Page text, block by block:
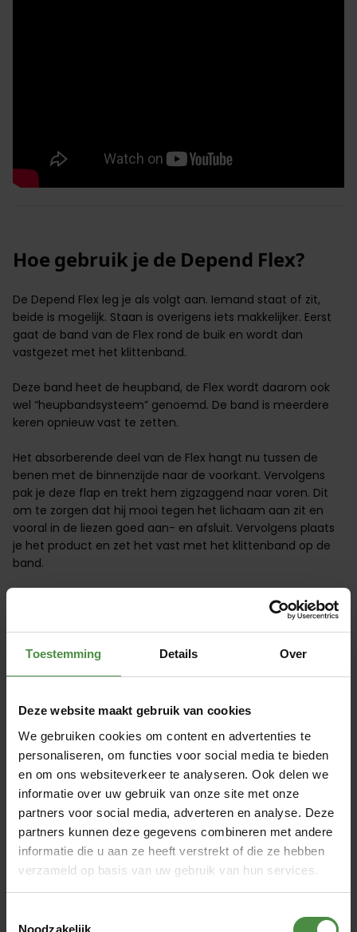
Toestemming Details Over
Deze website maakt gebruik van cookies
We gebruiken cookies om content en advertenties te
personaliseren, om functies voor social media te bieden
en om ons websiteverkeer te analyseren. Ook delen we
informatie over uw gebruik van onze site met onze
partners voor social media, adverteren en analyse. Deze
partners kunnen deze gegevens combineren met andere
informatie die u aan ze heeft verstrekt of die ze hebben
verzameld op basis van uw gebruik van hun services.
Noodzakelijk
Hoe gebruik je de Depend Flex?
De Depend Flex leg je als volgt aan. Iemand staat of zit,
beide is mogelijk. Staan is overigens iets makkelijker. Eerst
gaat de band van de Flex rond de buik en wordt dan
vastgezet met het klittenband.
Deze band heet de heupband, de Flex wordt daarom ook
wel “heupbandsysteem” genoemd. De band is meerdere
keren opnieuw vast te zetten.
Het absorberende deel van de Flex hangt nu tussen de
benen met de binnenzijde naar de voorkant. Vervolgens
pak je deze flap en trekt hem zigzaggend naar voren. Dit
om te zorgen dat hij mooi tegen het lichaam aan zit en
vooral in de liezen goed aan- en afsluit. Vervolgens plaats
je het product en zet het vast met het klittenband op de
band.
Depend Flex veelgebruikt in
instellingen
Om de Flex zelf aan te doen moet je voldoende mobiel zijn
een stok nodig hebben of moeilijk het evenwicht kunnen
bewaren, krijgen een Flex niet zelfstandig aan. Want je
moet de band om de buik heen doen. Daarvoor moet om
het eigen lichaam heen kunnen reiken.
De Flex heeft het voor verpleegkundigen mogelijk gemaakt
om bij grote patiënten alleen een product aan te leggen.
Depend Flex maakt het leven van deze mensen in
ook ontwikkeld als antwoord op vragen uit instellingen.